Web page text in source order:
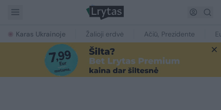
Karas Ukrainoje Žalioji erdvė Ačiū, Prezidente